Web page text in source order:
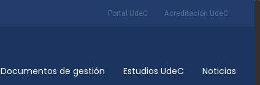
Portal UdeC Acreditación UdeC
Documentos de gestión Estudios UdeC Noticias